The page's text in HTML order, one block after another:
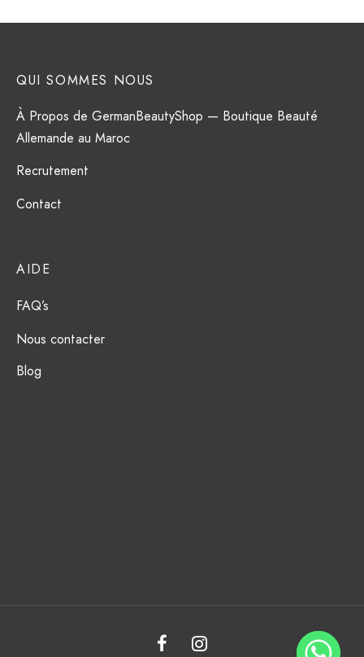
AIDE
FAQ’s
Nous contacter
Blog
QUI SOMMES NOUS
À Propos de GermanBeautyShop — Boutique Beauté
Allemande au Maroc
Recrutement
Contact